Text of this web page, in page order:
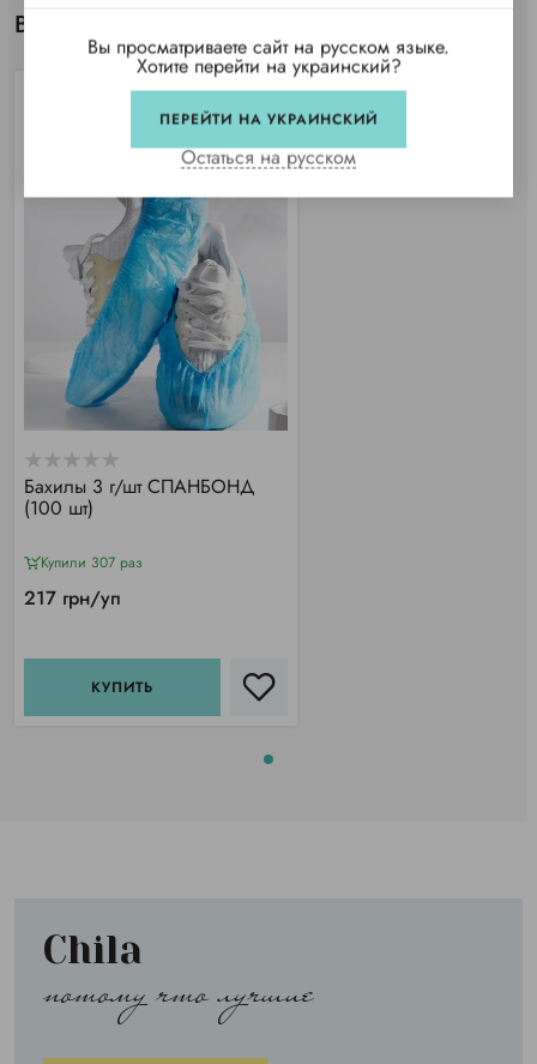
Вы просматривали
Бахилы 3 г/шт СПАНБОНД
(100 шт)
Купили 307 раз
217 грн/уп
КУПИТЬ
Chila
потому что лучшие
Вы просматриваете сайт на русском языке.
Хотите перейти на украинский?
ПЕРЕЙТИ НА УКРАИНСКИЙ
Остаться на русском